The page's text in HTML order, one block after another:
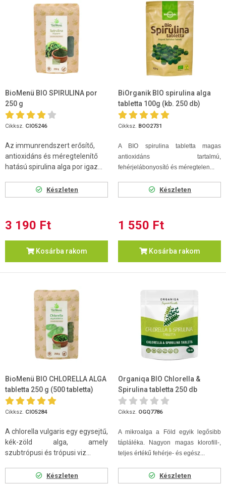
BioMenü BIO SPIRULINA por
250 g
Cikksz. CIO5246
Az immunrendszert erősítő,
antioxidáns és méregtelenítő
hatású spirulina alga por igaz...
Készleten
3 190 Ft
Kosárba rakom
BiOrganik BIO spirulina alga
tabletta 100g (kb. 250 db)
Cikksz. BOO2731
A BIO spirulina tabletta magas
antioxidáns tartalmú,
fehérjelábonyosító és méregtelen...
Készleten
1 550 Ft
Kosárba rakom
BioMenü BIO CHLORELLA ALGA
tabletta 250 g (500 tabletta)
Cikksz. CIO5284
A chlorella vulgaris egy egysejtű,
kék-zöld alga, amely
szubtrópusi és trópusi viz...
Készleten
Organiqa BIO Chlorella &
Spirulina tabletta 250 db
Cikksz. OGQ7786
A mikroalga a Föld egyik legősibb
tápláléka. Nagyon magas klorofill-,
teljes értékű fehérje- és egész...
Készleten